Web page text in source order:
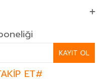
KAYIT OL
ET#